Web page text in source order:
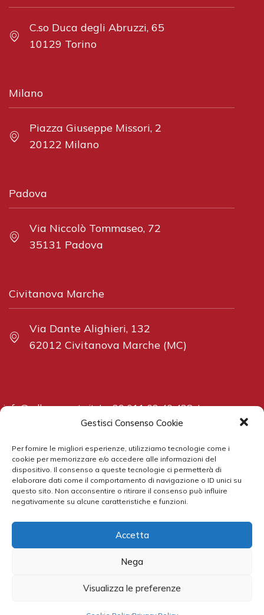
Gestisci Consenso Cookie
Per fornire le migliori esperienze, utilizziamo tecnologie come i
cookie per memorizzare e/o accedere alle informazioni del
dispositivo. Il consenso a queste tecnologie ci permetterà di
elaborare dati come il comportamento di navigazione o ID unici su
questo sito. Non acconsentire o ritirare il consenso può influire
negativamente su alcune caratteristiche e funzioni.
Accetta
Nega
Visualizza le preferenze
C.so Duca degli Abruzzi, 65
10129 Torino
Milano
Piazza Giuseppe Missori, 2
20122 Milano
Padova
Via Niccolò Tommaseo, 72
35131 Padova
Civitanova Marche
Via Dante Alighieri, 132
62012 Civitanova Marche (MC)
info@adbcorporate.it|+39 011 02 40 438|
www.adbcorporate.it
All rights reserved ADB Corporate Advisory S.r.l. |Privacy
Policy